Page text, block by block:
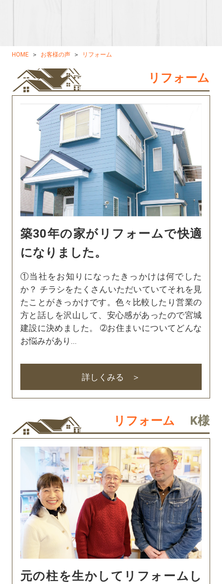
HOME お客様の声 リフォーム
リフォーム
築30年の家がリフォームで快適
になりました。
①当社をお知りになったきっかけは何でした
か？ チラシをたくさんいただいていてそれを見
たことがきっかけです。色々比較したり営業の
方と話しを沢山して、安心感があったので宮城
建設に決めました。 ➁お住まいについてどんな
お悩みがあり...
詳しくみる
リフォーム K様
元の柱を生かしてリフォームし
K様